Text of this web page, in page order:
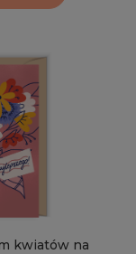
kwiatów na